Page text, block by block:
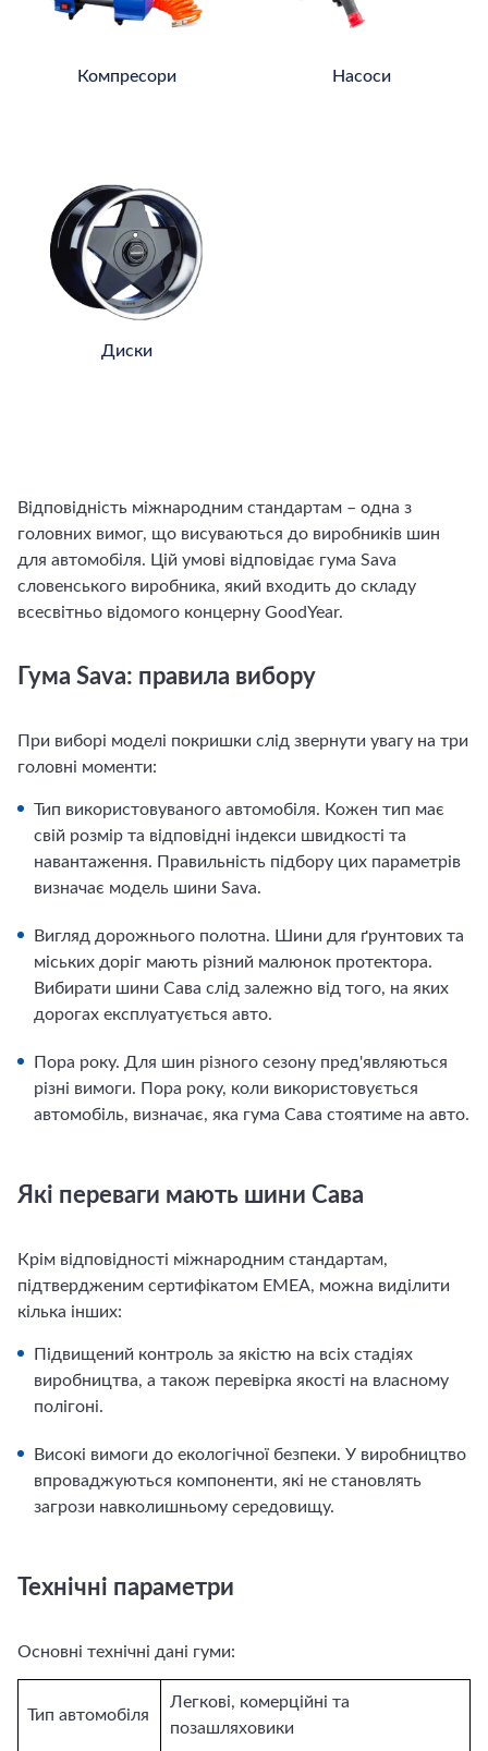
Компресори Насоси
Диски
Відповідність міжнародним стандартам – одна з
головних вимог, що висуваються до виробників шин
для автомобіля. Цій умові відповідає гума Sava
словенського виробника, який входить до складу
всесвітньо відомого концерну GoodYear.
Гума Sava: правила вибору
При виборі моделі покришки слід звернути увагу на три
головні моменти:
Тип використовуваного автомобіля. Кожен тип має
свій розмір та відповідні індекси швидкості та
навантаження. Правильність підбору цих параметрів
визначає модель шини Sava.
Вигляд дорожнього полотна. Шини для ґрунтових та
міських доріг мають різний малюнок протектора.
Вибирати шини Сава слід залежно від того, на яких
дорогах експлуатується авто.
Пора року. Для шин різного сезону пред'являються
різні вимоги. Пора року, коли використовується
автомобіль, визначає, яка гума Сава стоятиме на авто.
Які переваги мають шини Сава
Крім відповідності міжнародним стандартам,
підтвердженим сертифікатом EMEA, можна виділити
кілька інших:
Підвищений контроль за якістю на всіх стадіях
виробництва, а також перевірка якості на власному
полігоні.
Високі вимоги до екологічної безпеки. У виробництво
впроваджуються компоненти, які не становлять
загрози навколишньому середовищу.
Технічні параметри
Основні технічні дані гуми:
Тип автомобіля
Легкові, комерційні та
позашляховики